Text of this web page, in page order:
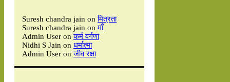
Suresh chandra jain onमित्रता
Suresh chandra jain onमाँ
Admin User onकर्म वर्गणा
Nidhi S Jain on धर्मात्मा
Admin User onजीव रक्षा